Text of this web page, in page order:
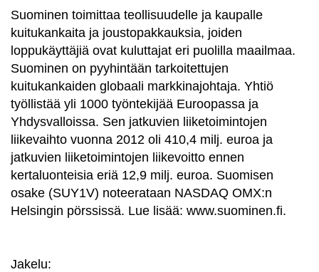
Suominen toimittaa teollisuudelle ja kaupalle
kuitukankaita ja joustopakkauksia, joiden
loppukäyttäjiä ovat kuluttajat eri puolilla maailmaa.
Suominen on pyyhintään tarkoitettujen
kuitukankaiden globaali markkinajohtaja. Yhtiö
työllistää yli 1000 työntekijää Euroopassa ja
Yhdysvalloissa. Sen jatkuvien liiketoimintojen
liikevaihto vuonna 2012 oli 410,4 milj. euroa ja
jatkuvien liiketoimintojen liikevoitto ennen
kertaluonteisia eriä 12,9 milj. euroa. Suomisen
osake (SUY1V) noteerataan NASDAQ OMX:n
Helsingin pörssissä. Lue lisää: www.suominen.fi.
Jakelu: